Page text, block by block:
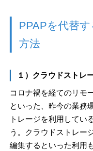
PPAPを代替
方法
１）クラウドストレ
コロナ禍を経てのリモ
といった、昨今の業務
トレージを利用してい
う。クラウドストレー
編集するといった利用